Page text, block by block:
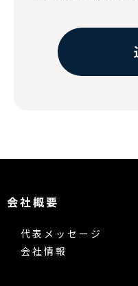
会社概要
代表メッセージ
会社情報